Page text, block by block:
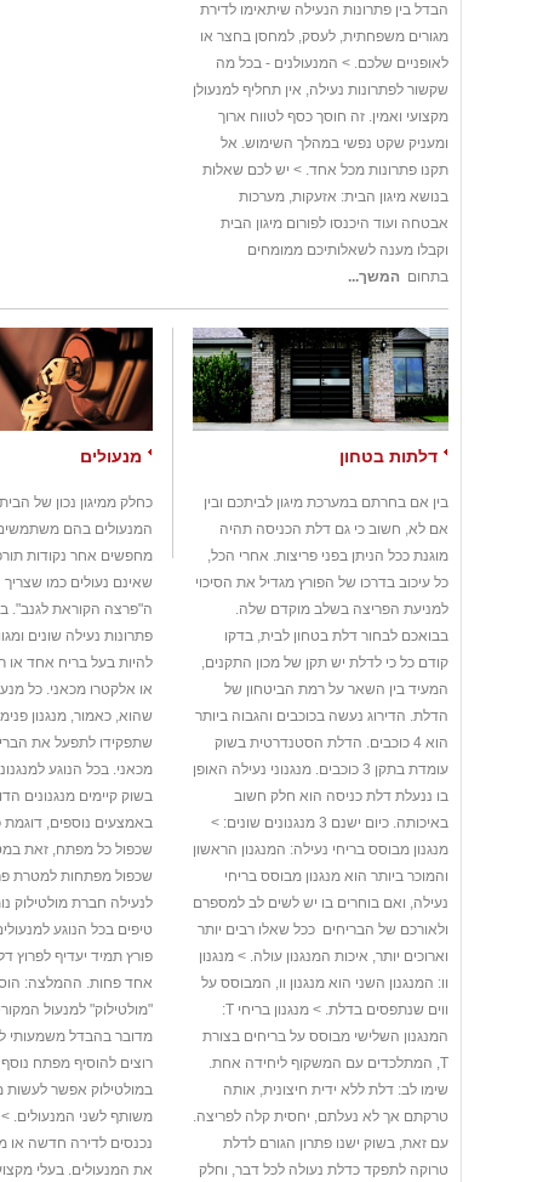
הבדל בין פתרונות הנעילה שיתאימו לדירת
מגורים משפחתית, לעסק, למחסן בחצר או
לאופניים שלכם. > המנעולנים - בכל מה
שקשור לפתרונות נעילה, אין תחליף למנעולן
מקצועי ואמין. זה חוסך כסף לטווח ארוך
ומעניק שקט נפשי במהלך השימוש. אל
תקנו פתרונות מכל אחד. > יש לכם שאלות
בנושא מיגון הבית: אזעקות, מערכות
אבטחה ועוד היכנסו לפורום מיגון הבית
וקבלו מענה לשאלותיכם ממומחים
בתחום המשך...
דלתות בטחון
בין אם בחרתם במערכת מיגון לביתכם ובין
אם לא, חשוב כי גם דלת הכניסה תהיה
מוגנת ככל הניתן בפני פריצות. אחרי הכל,
כל עיכוב בדרכו של הפורץ מגדיל את הסיכוי
למניעת הפריצה בשלב מוקדם שלה.
בבואכם לבחור דלת בטחון לבית, בדקו
קודם כל כי לדלת יש תקן של מכון התקנים,
המעיד בין השאר על רמת הביטחון של
הדלת. הדירוג נעשה בכוכבים והגבוה ביותר
הוא 4 כוכבים. הדלת הסטנדרטית בשוק
עומדת בתקן 3 כוכבים. מנגנוני נעילה האופן
בו ננעלת דלת כניסה הוא חלק חשוב
באיכותה. כיום ישנם 3 מנגנונים שונים: >
מנגנון מבוסס בריחי נעילה: המנגנון הראשון
והמוכר ביותר הוא מנגנון מבוסס בריחי
נעילה, ואם בוחרים בו יש לשים לב למספרם
ולאורכם של הבריחים  ככל שאלו רבים יותר
וארוכים יותר, איכות המנגנון עולה. > מנגנון
וו: המנגנון השני הוא מנגנון וו, המבוסס על
ווים שנתפסים בדלת. > מנגנון בריחי T:
המנגנון השלישי מבוסס על בריחים בצורת
T, המתלכדים עם המשקוף ליחידה אחת.
שימו לב: דלת ללא ידית חיצונית, אותה
טרקתם אך לא נעלתם, יחסית קלה לפריצה.
עם זאת, בשוק ישנו פתרון הגורם לדלת
טרוקה לתפקד כדלת נעולה לכל דבר, וחלק
מנעולים
כחלק ממיגון נכון של
המנעולים בהם
מחפשים אחר נקודות
שאינם נעולים כמו
ה"פרצה הקוראת לגנב".
פתרונות נעילה שונים
להיות בעל בריח אחד או
או אלקטרו מכאני. כל
שהוא, כאמור, מנגנון
שתפקידו לתפעל את
מכאני. בכל הנוגע
בשוק קיימים מנגנונים
באמצעים נוספים,
שכפול כל מפתח, זאת
שכפול מפתחות למטרת
לנעילה חברת מולטילוק
טיפים בכל הנוגע
פורץ תמיד יעדיף לפרוץ
אחד פחות. ההמלצה:
"מולטילוק" למנעול
מדובר בהבדל משמעותי
רוצים להוסיף מפתח
במולטילוק אפשר
משותף לשני המנעולים.
נכנסים לדירה חדשה או
את המנעולים. בעלי